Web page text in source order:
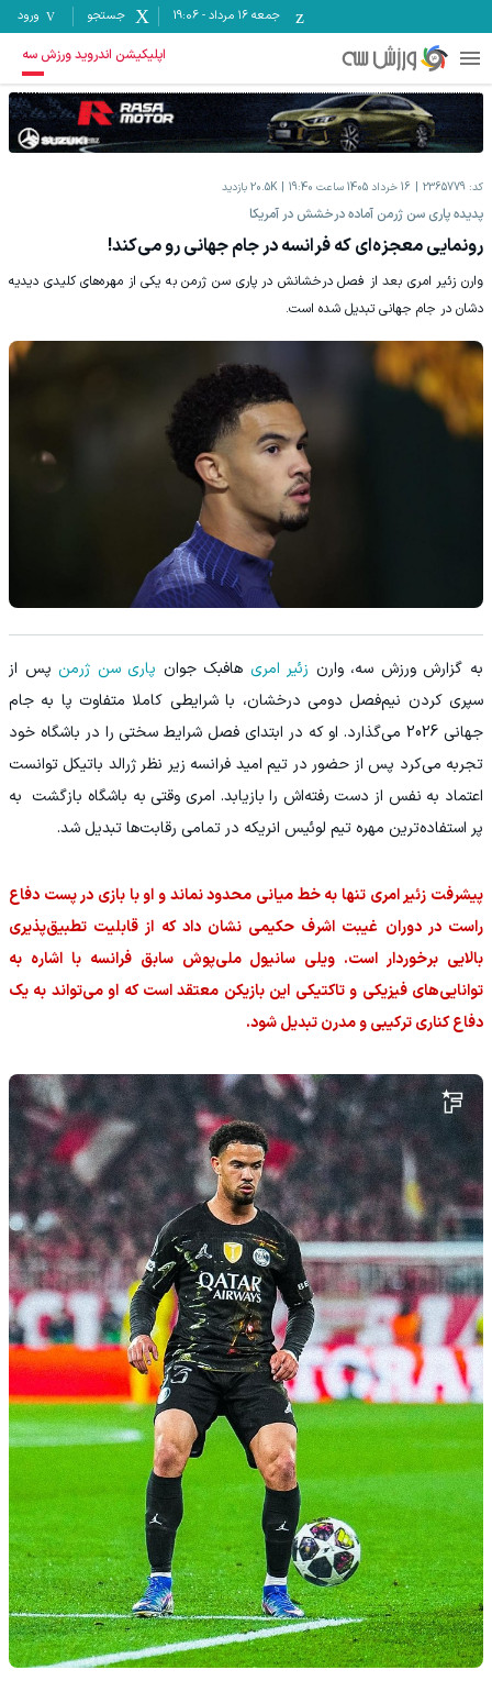
جمعه ۱۶ مرداد -
19:06 جستجو ورود
اپلیکیشن اندروید ورزش سه
کد: 2365779 16 خرداد 1405 ساعت 19:40 20.5K بازدید
‫پدیده پاری سن ژرمن آماده درخشش در آمریکا
رونمایی معجزه‌‌ای که فرانسه در جام جهانی رو می‌کند!
‫وارن زئیر امری بعد از فصل درخشانش در پاری سن ژرمن به یکی از مهره‌های کلیدی دیدیه
دشان در جام جهانی تبدیل شده است.
به گزارش ورزش سه، وارن زئیر امری هافبک جوان پاری سن ژرمن پس از
سپری کردن نیم‌فصل دومی درخشان، با شرایطی کاملا متفاوت پا به جام
جهانی 2026 می‌گذارد. او که در ابتدای فصل شرایط سختی را در باشگاه خود
تجربه می‌کرد پس از حضور در تیم امید فرانسه زیر نظر ژرالد باتیکل توانست
اعتماد به نفس از دست رفته‌‌اش را بازیابد. امری وقتی به باشگاه بازگشت به
پر استفاده‌ترین مهره تیم لوئیس انریکه در تمامی رقابت‌ها تبدیل شد.
‫پیشرفت زئیر امری تنها به خط میانی محدود نماند و او با بازی در پست دفاع
راست در دوران غیبت اشرف حکیمی نشان داد که از قابلیت تطبیق‌پذیری
بالایی برخوردار است. ویلی سانیول ملی‌پوش سابق فرانسه با اشاره به
توانایی‌های فیزیکی و تاکتیکی این بازیکن معتقد است که او می‌تواند به یک
دفاع کناری ترکیبی و مدرن تبدیل شود.